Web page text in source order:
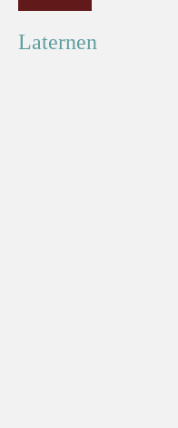
Laternen